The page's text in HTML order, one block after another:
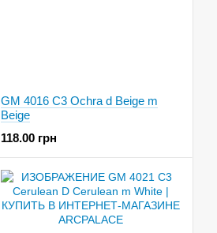
GM 4016 C3 Ochra d Beige m
Beige
118.00 грн